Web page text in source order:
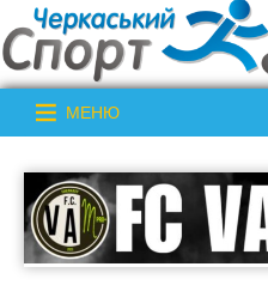
МЕНЮ